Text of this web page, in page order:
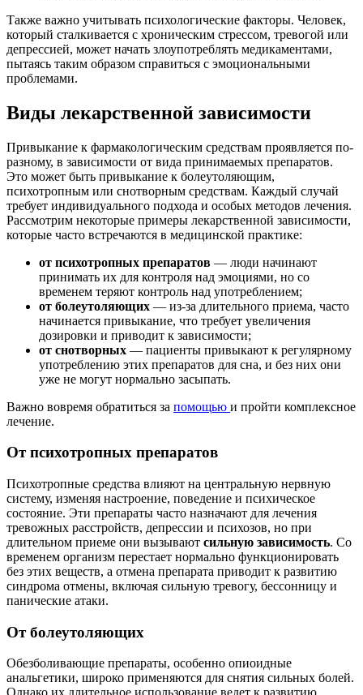
Также важно учитывать психологические факторы. Человек,
который сталкивается с хроническим стрессом, тревогой или
депрессией, может начать злоупотреблять медикаментами,
пытаясь таким образом справиться с эмоциональными
проблемами.
Виды лекарственной зависимости
Привыкание к фармакологическим средствам проявляется по-
разному, в зависимости от вида принимаемых препаратов.
Это может быть привыкание к болеутоляющим,
психотропным или снотворным средствам. Каждый случай
требует индивидуального подхода и особых методов лечения.
Рассмотрим некоторые примеры лекарственной зависимости,
которые часто встречаются в медицинской практике:
от психотропных препаратов — люди начинают
принимать их для контроля над эмоциями, но со
временем теряют контроль над употреблением;
от болеутоляющих — из-за длительного приема, часто
начинается привыкание, что требует увеличения
дозировки и приводит к зависимости;
от снотворных — пациенты привыкают к регулярному
употреблению этих препаратов для сна, и без них они
уже не могут нормально засыпать.
Важно вовремя обратиться за помощью и пройти комплексное
лечение.
От психотропных препаратов
Психотропные средства влияют на центральную нервную
систему, изменяя настроение, поведение и психическое
состояние. Эти препараты часто назначают для лечения
тревожных расстройств, депрессии и психозов, но при
длительном приеме они вызывают сильную зависимость. Со
временем организм перестает нормально функционировать
без этих веществ, а отмена препарата приводит к развитию
синдрома отмены, включая сильную тревогу, бессонницу и
панические атаки.
От болеутоляющих
Обезболивающие препараты, особенно опиоидные
анальгетики, широко применяются для снятия сильных болей.